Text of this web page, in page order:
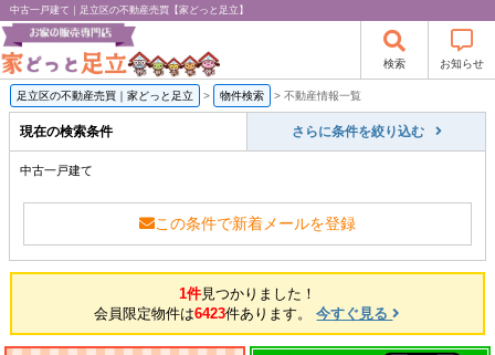
中古一戸建て｜足立区の不動産売買【家どっと足立】
検索 お知らせ
足立区の不動産売買｜家どっと足立 > 物件検索 > 不動産情報一覧
現在の検索条件 さらに条件を絞り込む
中古一戸建て
この条件で新着メールを登録
1件見つかりました！
会員限定物件は6423件あります。今すぐ見る